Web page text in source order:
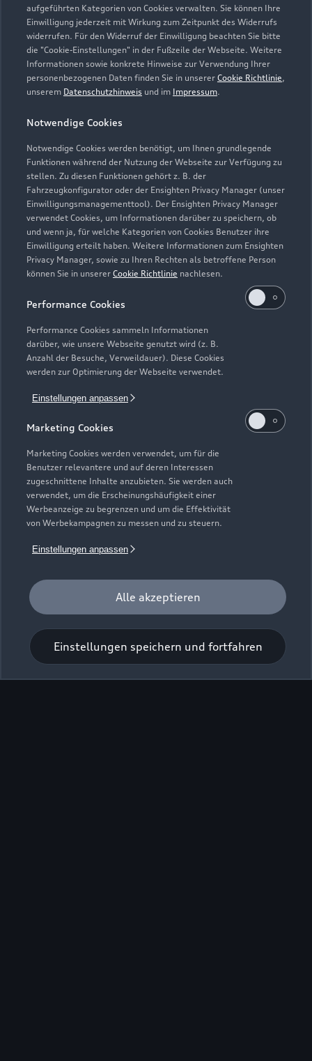
aufgeführten Kategorien von Cookies verwalten. Sie können Ihre
Einwilligung jederzeit mit Wirkung zum Zeitpunkt des Widerrufs
widerrufen. Für den Widerruf der Einwilligung beachten Sie bitte
die "Cookie-Einstellungen" in der Fußzeile der Webseite. Weitere
Informationen sowie konkrete Hinweise zur Verwendung Ihrer
personenbezogenen Daten finden Sie in unserer Cookie Richtlinie,
unserem Datenschutzhinweis und im Impressum.
Notwendige Cookies
Notwendige Cookies werden benötigt, um Ihnen grundlegende
Funktionen während der Nutzung der Webseite zur Verfügung zu
stellen. Zu diesen Funktionen gehört z. B. der
Fahrzeugkonfigurator oder der Ensighten Privacy Manager (unser
Einwilligungsmanagementtool). Der Ensighten Privacy Manager
verwendet Cookies, um Informationen darüber zu speichern, ob
und wenn ja, für welche Kategorien von Cookies Benutzer ihre
Einwilligung erteilt haben. Weitere Informationen zum Ensighten
Privacy Manager, sowie zu Ihren Rechten als betroffene Person
können Sie in unserer Cookie Richtlinie nachlesen.
Performance Cookies
Performance Cookies sammeln Informationen
darüber, wie unsere Webseite genutzt wird (z. B.
Anzahl der Besuche, Verweildauer). Diese Cookies
werden zur Optimierung der Webseite verwendet.
Einstellungen anpassen
Marketing Cookies
Marketing Cookies werden verwendet, um für die
Benutzer relevantere und auf deren Interessen
zugeschnittene Inhalte anzubieten. Sie werden auch
verwendet, um die Erscheinungshäufigkeit einer
Werbeanzeige zu begrenzen und um die Effektivität
von Werbekampagnen zu messen und zu steuern.
Einstellungen anpassen
Alle akzeptieren
Einstellungen speichern und fortfahren
Zur Reparatur
Zur Inspektion
Zurück nach oben
Modelle
Alle Modelle
Modelle vergleichen
Elektromodelle
Plug-in-Hybride
Kaufen & leasen
Gebrauchtwagen
Aktionen & Angebote
Service & Zubehör
Audi Services
Garantie
Audi digital services
Kundenservice
Händlersuche
Über Audi
Unternehmen
Karriere